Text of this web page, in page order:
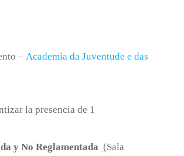
– Academia da Juventude e das
la presencia de 1
y No Reglamentada (Sala